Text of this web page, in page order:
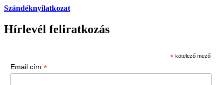
Szándéknyilatkozat
Hírlevél feliratkozás
* kötelező mező
Email cím *